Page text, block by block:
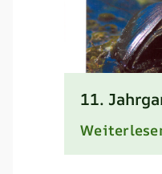
11.